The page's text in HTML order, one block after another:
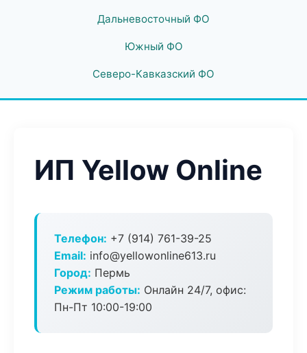
Дальневосточный ФО
Южный ФО
Северо-Кавказский ФО
ИП Yellow Online
Телефон: +7 (914) 761-39-25
Email: info@yellowonline613.ru
Город: Пермь
Режим работы: Онлайн 24/7, офис:
Пн-Пт 10:00-19:00